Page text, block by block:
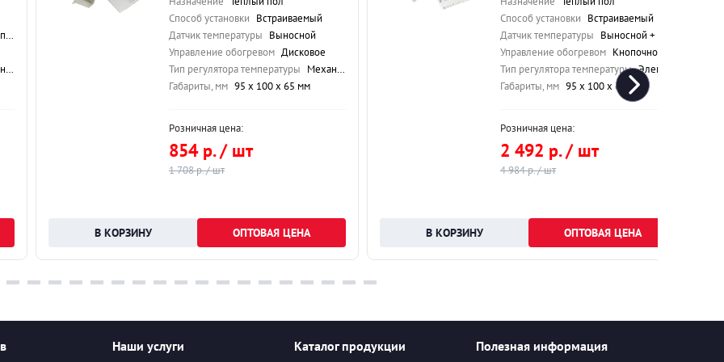
Способ установки Встраиваемый
Датчик температуры Выносной
Управление обогревом Дисковое
Тип регулятора температуры Механический
Габариты, мм 95 х 100 х 65 мм
Розничная цена:
854 р. / шт
1 708 р. / шт
ОПТОВАЯ ЦЕНА
Способ установки Встраиваемый
Датчик температуры Выносной + встроенный
Управление обогревом Кнопочное
Тип регулятора температуры Электронный
Габариты, мм 95 х 100 х 65 мм
Розничная цена:
2 492 р. / шт
4 984 р. / шт
ОПТОВАЯ ЦЕНА
Наши услуги Каталог продукции Полезная информация